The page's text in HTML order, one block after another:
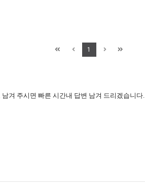
1
겨 주시면 빠른 시간내 답변 남겨 드리겠습니다.